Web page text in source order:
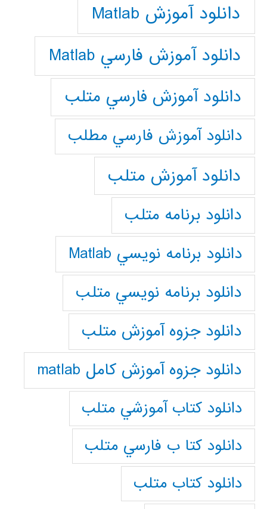
دانلود آموزش Matlab
دانلود آموزش فارسي Matlab
دانلود آموزش فارسي متلب
دانلود آموزش فارسي مطلب
دانلود آموزش متلب
دانلود برنامه متلب
دانلود برنامه نويسي Matlab
دانلود برنامه نويسي متلب
دانلود جزوه آموزش متلب
دانلود جزوه آموزش کامل matlab
دانلود كتاب آموزشي متلب
دانلود كتا ب فارسي متلب
دانلود كتاب متلب